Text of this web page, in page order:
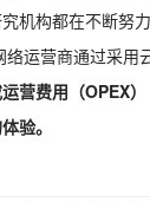
机构都在不断努
运营商通过采用
营费用（OPEX）
验。